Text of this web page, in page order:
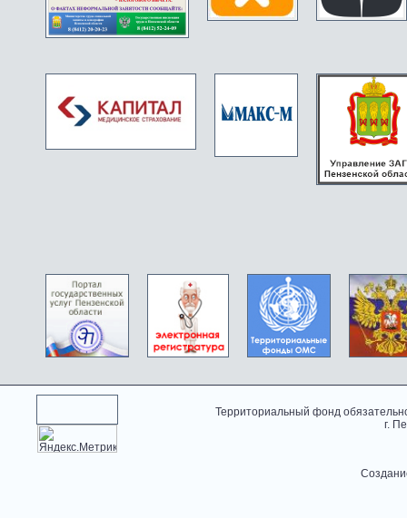
Территориальный фонд
г.